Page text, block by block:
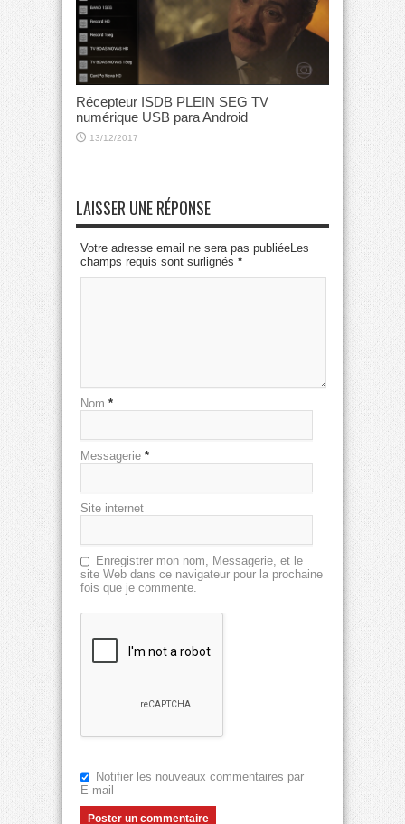
Récepteur ISDB PLEIN SEG TV
numérique USB para Android
13/12/2017
LAISSER UNE RÉPONSE
Votre adresse email ne sera pas publiéeLes
champs requis sont surlignés *
Nom *
Messagerie *
Site internet
Enregistrer mon nom, Messagerie, et le
site Web dans ce navigateur pour la prochaine
fois que je commente.
Notifier les nouveaux commentaires par
E-mail